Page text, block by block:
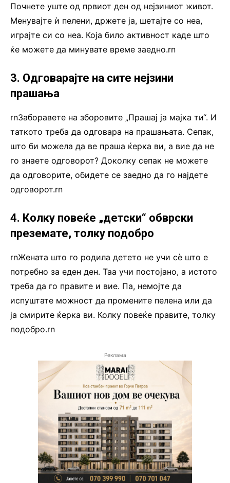
Почнете уште од првиот ден од нејзиниот живот.
Менувајте ѝ пелени, држете ја, шетајте со неа,
играјте си со неа. Која било активност каде што
ќе можете да минувате време заедно.rn
3. Одговарајте на сите нејзини
прашања
rnЗаборавете на зборовите „Прашај ја мајка ти“. И
таткото треба да одговара на прашањата. Сепак,
што би можела да ве праша ќерка ви, а вие да не
го знаете одговорот? Доколку сепак не можете
да одговорите, обидете се заедно да го најдете
одговорот.rn
4. Колку повеќе „детски“ обврски
преземате, толку подобро
rnЖената што го родила детето не учи сè што е
потребно за еден ден. Таа учи постојано, а истото
треба да го правите и вие. Па, немојте да
испуштате можност да промените пелена или да
ја смирите ќерка ви. Колку повеќе правите, толку
подобро.rn
Реклама